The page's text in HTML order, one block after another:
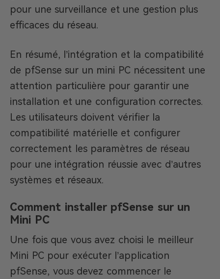
pour une surveillance et une gestion plus
efficaces du réseau.
En résumé, l’intégration et la compatibilité
de pfSense sur un mini PC nécessitent une
attention particulière pour garantir une
installation et une configuration correctes.
Les utilisateurs doivent vérifier la
compatibilité matérielle et configurer
correctement les paramètres de réseau
pour une intégration réussie avec d’autres
systèmes et réseaux.
Comment installer pfSense sur un
Mini PC
Une fois que vous avez choisi le meilleur
Mini PC pour exécuter l’application
pfSense, vous devez commencer le